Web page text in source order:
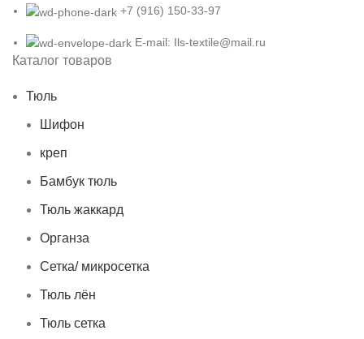
+7 (916) 150-33-97
E-mail: Ils-textile@mail.ru
Каталог товаров
Тюль
Шифон
креп
Бамбук тюль
Тюль жаккард
Органза
Сетка/ микросетка
Тюль лён
Тюль сетка